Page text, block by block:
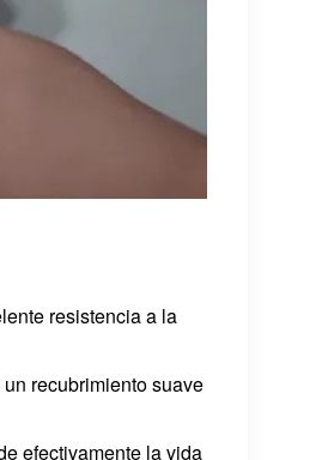
resistencia a la
recubrimiento suave
efectivamente la vida